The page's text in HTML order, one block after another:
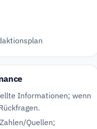
Informationen; wenn
Quellen;